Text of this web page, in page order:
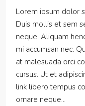
Lorem ipsum dolor
Duis mollis et sem
neque. Aliquam
mi accumsan nec.
at malesuada orci
cursus. Ut et
link libero tempus
ornare neque...